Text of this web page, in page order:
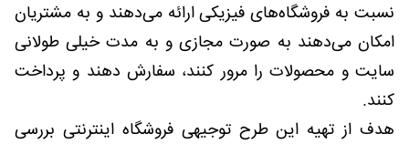
نسبت به فروشگاه‌های فیزیکی ارائه می‌دهند و به مشتریان
امکان می‌دهند به صورت مجازی و به مدت خیلی طولانی
سایت و محصولات را مرور کنند، سفارش دهند و پرداخت
کنند.
هدف از تهیه این طرح توجیهی فروشگاه اینترنتی بررسی